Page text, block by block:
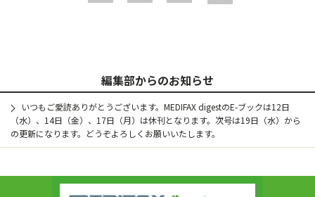
編集部からのお知らせ
いつもご愛読ありがとうございます。MEDIFAX digestのE-ブックは12日
（水）、14日（金）、17日（月）は休刊となります。次号は19日（水）から
の更新になります。どうぞよろしくお願いいたします。